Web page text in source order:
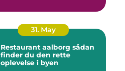
31. May
Restaurant aalborg sådan
finder du den rette
oplevelse i byen